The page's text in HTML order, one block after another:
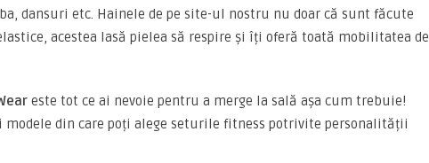
dansuri etc. Hainele de pe site-ul nostru nu doar că sunt făcute
acestea lasă pielea să respire și îți oferă toată mobilitatea de
este tot ce ai nevoie pentru a merge la sală așa cum trebuie!
modele din care poți alege seturile fitness potrivite personalității